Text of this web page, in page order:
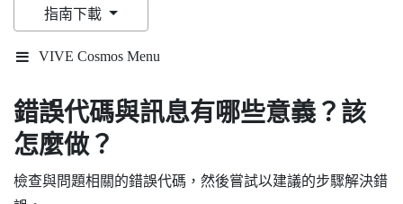
指南下載
VIVE Cosmos Menu
錯誤代碼與訊息有哪些意義？該
怎麼做？
檢查與問題相關的錯誤代碼，然後嘗試以建議的步驟解決錯